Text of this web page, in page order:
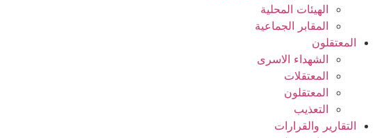
الهيئات المحلية
المقابر الجماعية
المعتقلون
الشهداء الاسرى
المعتقلات
المعتقلون
التعذيب
التقارير والقرارات